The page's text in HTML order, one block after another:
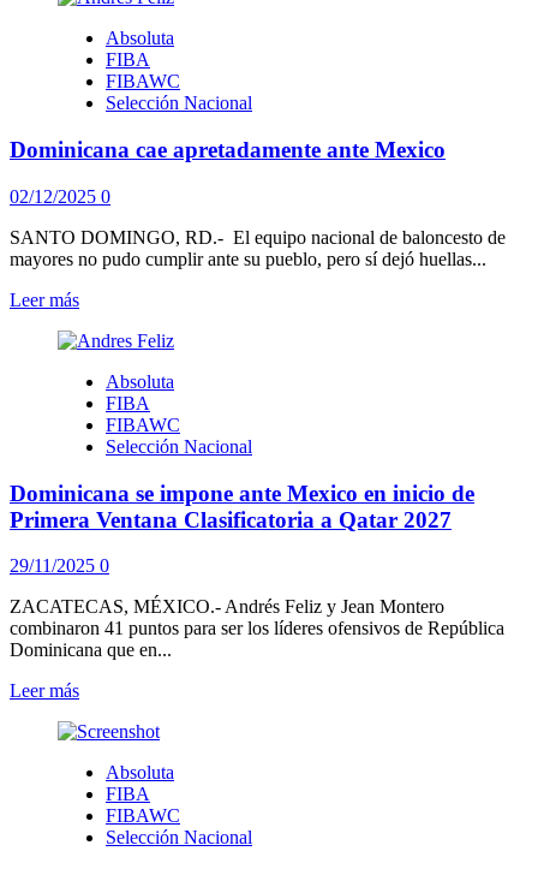
presenta
listado
24
jugadores
para
Segunda
del
Mundial
Absoluta
FIBA
FIBAWC
Selección Nacional
Dominicana cae apretadamente ante Mexico
02/12/2025 0
SANTO DOMINGO, RD.- El equipo nacional de baloncesto de
mayores no pudo cumplir ante su pueblo, pero sí dejó huellas...
Leer másLeer
sobre
cae
apretadamente
ante
Mexico
Absoluta
FIBA
FIBAWC
Selección Nacional
Dominicana se impone ante Mexico en inicio de
Primera Ventana Clasificatoria a Qatar 2027
29/11/2025 0
ZACATECAS, MÉXICO.- Andrés Feliz y Jean Montero
combinaron 41 puntos para ser los líderes ofensivos de República
Dominicana que en...
Leer másLeer
sobre
se
impone
ante
Mexico
Absoluta
FIBA
FIBAWC
Selección Nacional